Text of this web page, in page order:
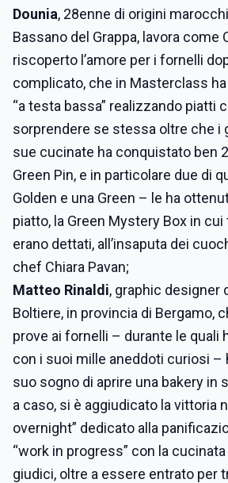
Dounia, 28enne di origini
Bassano del Grappa, lavora come
riscoperto l’amore per i fornelli
complicato, che in Masterclass
“a testa bassa” realizzando piatti
sorprendere se stessa oltre che i
sue cucinate ha conquistato ben
Green Pin, e in particolare due di
Golden e una Green – le ha
piatto, la Green Mystery Box in
erano dettati, all’insaputa dei
chef Chiara Pavan;
Matteo Rinaldi, graphic designer
Boltiere, in provincia di Bergamo,
prove ai fornelli – durante le quali
con i suoi mille aneddoti curiosi –
suo sogno di aprire una bakery in
a caso, si è aggiudicato la vittoria
overnight” dedicato alla
“work in progress” con la
giudici, oltre a essere entrato per